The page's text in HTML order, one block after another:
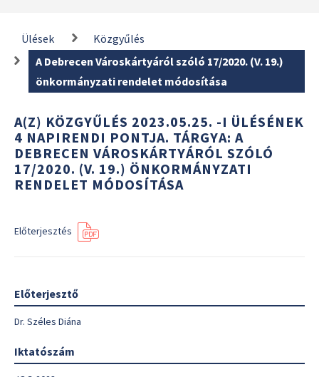
Ülések
Közgyűlés
A Debrecen Városkártyáról szóló 17/2020. (V. 19.)
önkormányzati rendelet módosítása
A(Z) KÖZGYŰLÉS 2023.05.25. -I ÜLÉSÉNEK
4 NAPIRENDI PONTJA. TÁRGYA: A
DEBRECEN VÁROSKÁRTYÁRÓL SZÓLÓ
17/2020. (V. 19.) ÖNKORMÁNYZATI
RENDELET MÓDOSÍTÁSA
Előterjesztés
Előterjesztő
Dr. Széles Diána
Iktatószám